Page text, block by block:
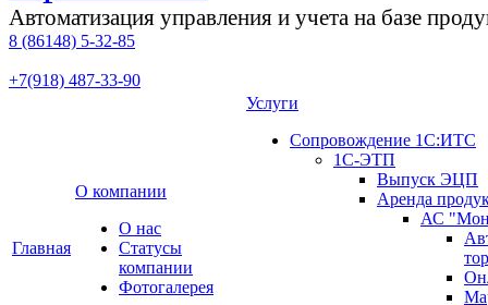
Автоматизация управления и учета на базе
8 (86148) 5-32-85
+7(918) 487-33-90
Главная
О компании
О нас
Cтатусы
компании
Фотогалерея
Услуги
Сопровождение 1С:ИТС
1С-ЭТП
Выпуск ЭЦП
Аренда
АС